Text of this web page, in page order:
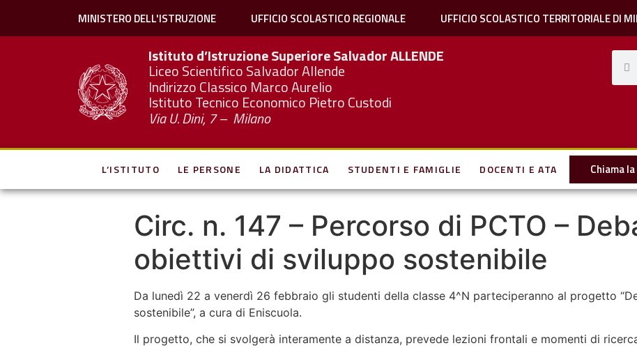
MINISTERO DELL'ISTRUZIONE UFFICIO SCOLASTICO REGIONALE UFFICIO SCOLASTICO TERRITORIALE DI
Istituto d’Istruzione Superiore SalvadorALLENDE
Liceo Scientifico Salvador Allende
Indirizzo Classico Marco Aurelio
Istituto Tecnico Economico Pietro Custodi
Via U. Dini, 7 – Milano
L’ISTITUTO LE PERSONE LA DIDATTICA STUDENTI E FAMIGLIE DOCENTI E ATA Chiama
Circ. n. 147 – Percorso di PCTO –
obiettivi di sviluppo sostenibile
Da lunedì 22 a venerdì 26 febbraio gli studenti della classe 4^N parteciperanno al progetto
sostenibile”, a cura di Eniscuola.
Il progetto, che si svolgerà interamente a distanza, prevede lezioni frontali e momenti di